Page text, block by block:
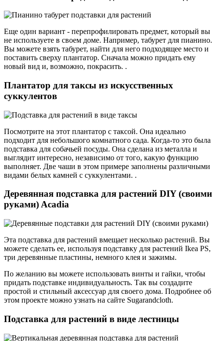
Еще один вариант - перепрофилировать предмет, который вы
не используете в своем доме. Например, табурет для пианино.
Вы можете взять табурет, найти для него подходящее место и
поставить сверху плантатор. Сначала можно придать ему
новый вид и, возможно, покрасить. .
Плантатор для таксы из искусственных
суккулентов
Посмотрите на этот плантатор с таксой. Она идеально
подходит для небольшого комнатного сада. Когда-то это была
подставка для собачьей посуды. Она сделана из металла и
выглядит интересно, независимо от того, какую функцию
выполняет. Две чаши в этом примере заполнены различными
видами белых камней с суккулентами. .
Деревянная подставка для растений DIY (своими
руками) Acadia
Эта подставка для растений вмещает несколько растений. Вы
можете сделать ее, используя подставку для растений Ikea PS,
три деревянные пластины, немного клея и зажимы.
По желанию вы можете использовать винты и гайки, чтобы
придать подставке индивидуальность. Так вы создадите
простой и стильный аксессуар для своего дома. Подробнее об
этом проекте можно узнать на сайте Sugarandcloth.
Подставка для растений в виде лестницы